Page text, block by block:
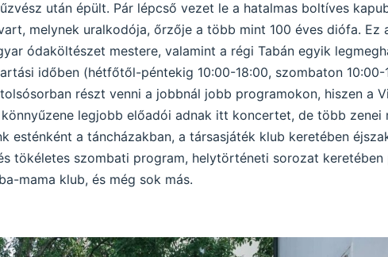
után épült. Pár lépcső vezet le a hatalmas boltíves
melynek uralkodója, őrzője a több mint 100 éves diófa. Ez
ódaköltészet mestere, valamint a régi Tabán egyik
időben (hétfőtől-péntekig 10:00-18:00, szombaton 10:00-
részt venni a jobbnál jobb programokon, hiszen a
legjobb előadói adnak itt koncertet, de több zenei
esténként a táncházakban, a társasjáték klub keretében
tökéletes szombati program, helytörténeti sorozat keretében
mama klub, és még sok más.